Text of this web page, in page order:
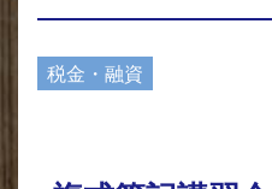
税金・融資